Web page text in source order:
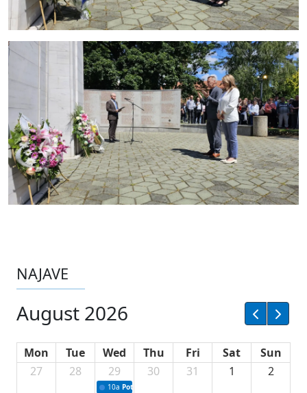
NAJAVE
August 2026
Mon Tue Wed Thu Fri Sat
Sun
27
28 29
10a Potpisivanje ugovora sa neprofitnim
30 31 1 2